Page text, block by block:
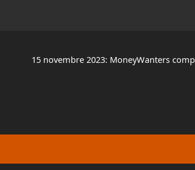
15 novembre 2023: MoneyWanters